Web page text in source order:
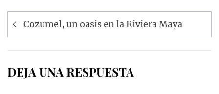
Navegación
de
Cozumel, un oasis en la Riviera Maya
DEJA UNA RESPUESTA